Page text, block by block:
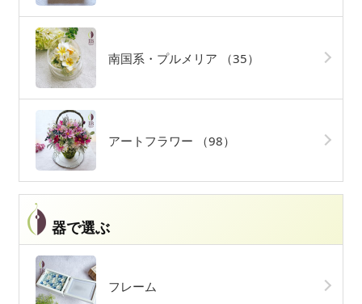
南国系・プルメリア （35）
アートフラワー （98）
器で選ぶ
フレーム